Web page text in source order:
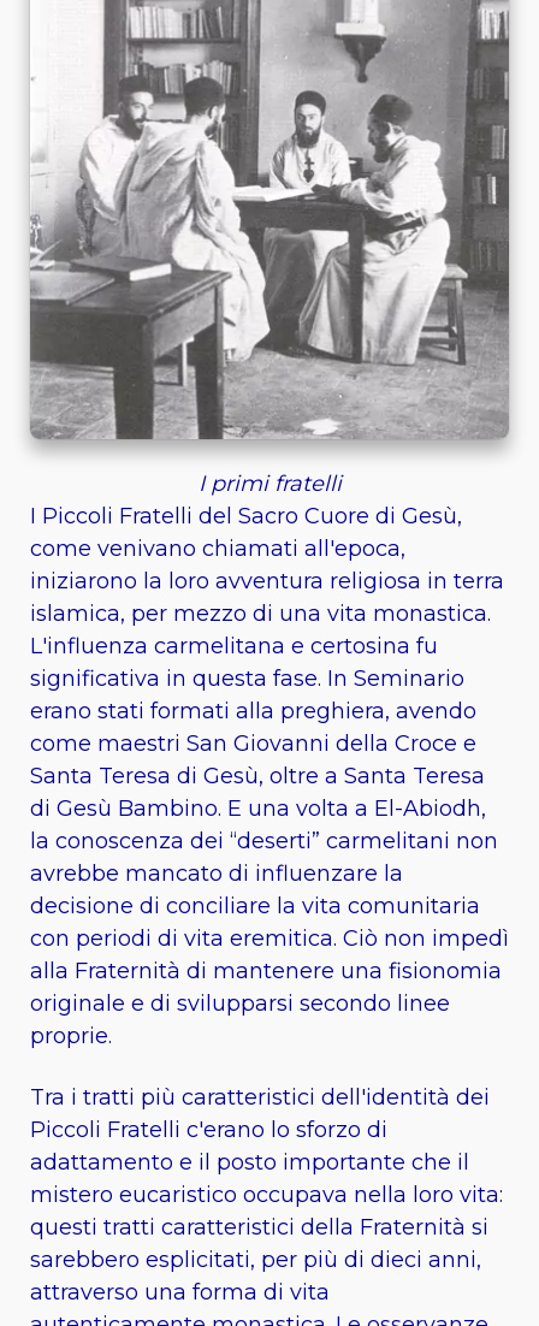
I primi fratelli
I Piccoli Fratelli del Sacro Cuore di Gesù,
come venivano chiamati all'epoca,
iniziarono la loro avventura religiosa in terra
islamica, per mezzo di una vita monastica.
L'influenza carmelitana e certosina fu
significativa in questa fase. In Seminario
erano stati formati alla preghiera, avendo
come maestri San Giovanni della Croce e
Santa Teresa di Gesù, oltre a Santa Teresa
di Gesù Bambino. E una volta a El-Abiodh,
la conoscenza dei “deserti” carmelitani non
avrebbe mancato di influenzare la
decisione di conciliare la vita comunitaria
con periodi di vita eremitica. Ciò non impedì
alla Fraternità di mantenere una fisionomia
originale e di svilupparsi secondo linee
proprie.
Tra i tratti più caratteristici dell'identità dei
Piccoli Fratelli c'erano lo sforzo di
adattamento e il posto importante che il
mistero eucaristico occupava nella loro vita:
questi tratti caratteristici della Fraternità si
sarebbero esplicitati, per più di dieci anni,
attraverso una forma di vita